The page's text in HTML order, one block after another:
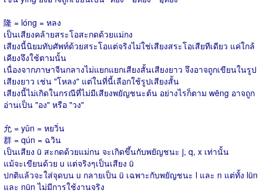
隆 = lóng = หลง
เป็นเสียงคล้ายสระโอสะกดด้วยแม่กง
เสียงนี้นิยมทับศัพท์ด้วยสระโอแต่จริงไม่ใช่เสียงสระโอเสียทีเดียว แค่ใกล้
เคียงจึงใช้ตามนั้น
เนื่องจากภาษาจีนกลางไม่แยกแยกเสียงสั้นเสียงยาว จึงอาจถูกเขียนในรูป
เสียงยาว เช่น "โหลง" แต่ในที่นี้เลือกใช้รูปเสียงสั้น
เสียงนี้ไม่เกิดในกรณีที่ไม่มีเสียงพยัญชนะต้น อย่างไรก็ตาม wēng อาจถูก
อ่านเป็น "อง" หรือ "วง"
允 = yǔn = หยวิ่น
群 = qún = ฉวิน
เป็นเสียง ü สะกดด้วยแม่กน จะเกิดขึ้นกับพยัญชนะ j, q, x เท่านั้น
แม้จะเขียนด้วย u แต่จริงๆเป็นเสียง ü
ปกติแล้วจะใส่จุดบน u กลายเป็น ü เฉพาะกับพยัญชนะ l และ n แต่ทั้ง lün
และ nün ไม่มีการใช้งานจริง